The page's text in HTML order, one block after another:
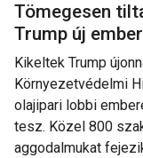
Tömegesen
Trump új
Kikeltek Trump
Környezetvédelmi
olajipari lobbi
tesz. Közel 800
aggodalmukat